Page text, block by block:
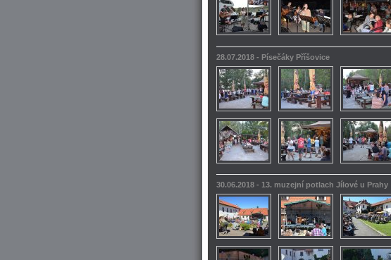
28.07.2018 - Písečáky Příšovice
30.06.2018 - 13. muzejní potlach Jílové u Prahy